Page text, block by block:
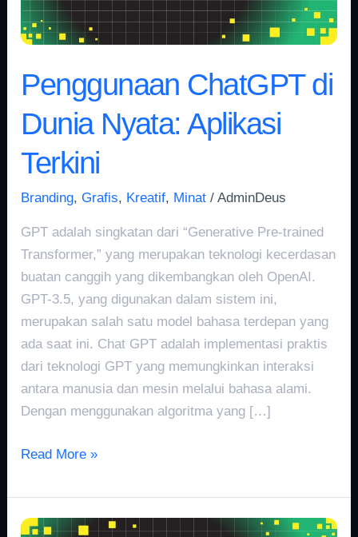
Penggunaan ChatGPT di
Dunia Nyata: Aplikasi
Terkini
Branding,Grafis, Kreatif, Minat /AdminDeus
GPT adalah singkatan dari “Generative Pre-trained
Transformer,” yang merupakan teknologi kecerdasan
buatan canggih yang dikembangkan oleh OpenAI.
GPT-3.5, yang digunakan dalam sistem ini,
merupakan salah satu model bahasa terdepan yang
ada saat ini. Chat GPT adalah implementasi praktis
dari teknologi GPT yang memungkinkan interaksi
antara manusia dan mesin melalui bahasa alami.
Dengan menggunakan algoritma yang […]
Terkini
Read More »
Real-